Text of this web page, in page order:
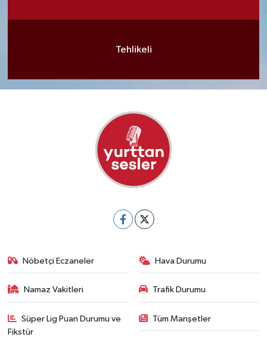
Tehlikeli
Nöbetçi Eczaneler Hava Durumu
Namaz Vakitleri Trafik Durumu
Süper Lig Puan Durumu ve
Fikstür
Tüm Manşetler